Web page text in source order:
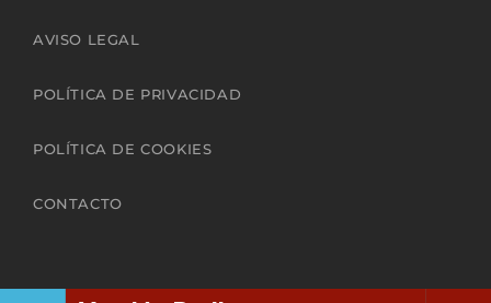
AVISO LEGAL
POLÍTICA DE PRIVACIDAD
POLÍTICA DE COOKIES
CONTACTO